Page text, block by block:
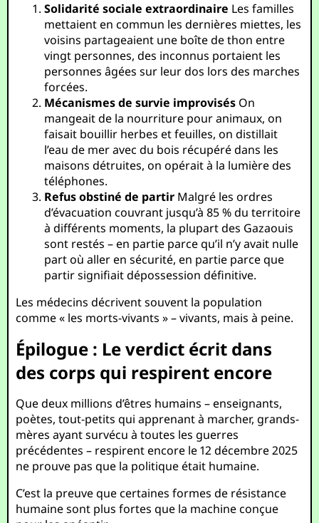
Solidarité sociale extraordinaire Les familles
mettaient en commun les dernières miettes, les
voisins partageaient une boîte de thon entre
vingt personnes, des inconnus portaient les
personnes âgées sur leur dos lors des marches
forcées.
Mécanismes de survie improvisés On
mangeait de la nourriture pour animaux, on
faisait bouillir herbes et feuilles, on distillait
l’eau de mer avec du bois récupéré dans les
maisons détruites, on opérait à la lumière des
téléphones.
Refus obstiné de partir Malgré les ordres
d’évacuation couvrant jusqu’à 85 % du territoire
à différents moments, la plupart des Gazaouis
sont restés – en partie parce qu’il n’y avait nulle
part où aller en sécurité, en partie parce que
partir signifiait dépossession définitive.
Les médecins décrivent souvent la population
comme « les morts-vivants » – vivants, mais à peine.
Épilogue : Le verdict écrit dans
des corps qui respirent encore
Que deux millions d’êtres humains – enseignants,
poètes, tout-petits qui apprenant à marcher, grands-
mères ayant survécu à toutes les guerres
précédentes – respirent encore le 12 décembre 2025
ne prouve pas que la politique était humaine.
C’est la preuve que certaines formes de résistance
humaine sont plus fortes que la machine conçue